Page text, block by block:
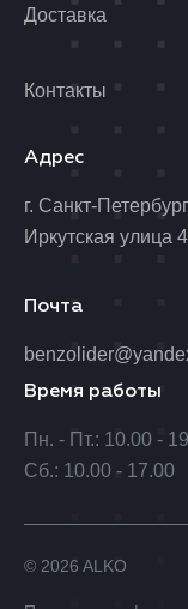
Доставка
Контакты
Адрес
г. Санкт-Петербург
Иркутская улица
Время работы
Пн. - Пт.: 10.00 -
Сб.: 10.00 - 17.00
Почта
© 2026 ALKO